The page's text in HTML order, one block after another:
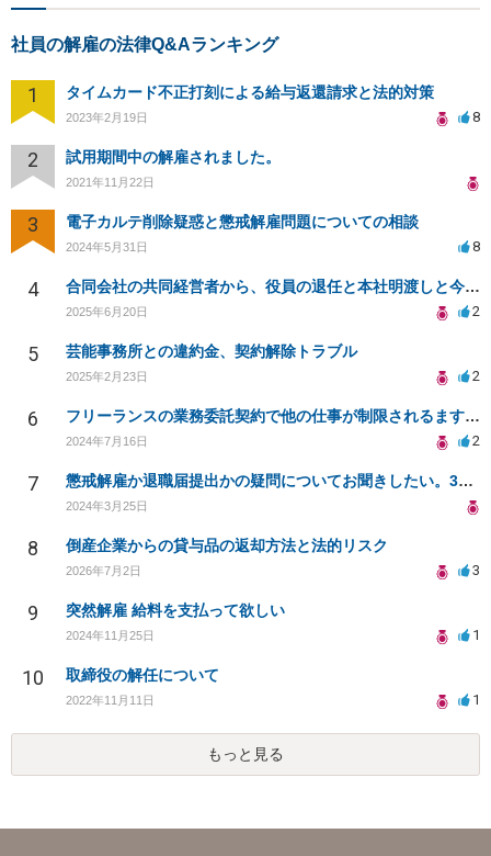
社員の解雇の法律Q&Aランキング
1 タイムカード不正打刻による給与返還請求と法的対策
2023年2月19日 8
2 試用期間中の解雇されました。
2021年11月22日
3 電子カルテ削除疑惑と懲戒解雇問題についての相談
2024年5月31日 8
4 合同会社の共同経営者から、役員の退任と本社明渡しと今までの給与返還を請求されている件について
2025年6月20日 2
5 芸能事務所との違約金、契約解除トラブル
2025年2月23日 2
6 フリーランスの業務委託契約で他の仕事が制限されるますか？
2024年7月16日 2
7 懲戒解雇か退職届提出かの疑問についてお聞きしたい。3月末に退職予定だが、退職届提出を求められた場合
2024年3月25日
8 倒産企業からの貸与品の返却方法と法的リスク
2026年7月2日 3
9 突然解雇 給料を支払って欲しい
2024年11月25日 1
10 取締役の解任について
2022年11月11日 1
もっと見る